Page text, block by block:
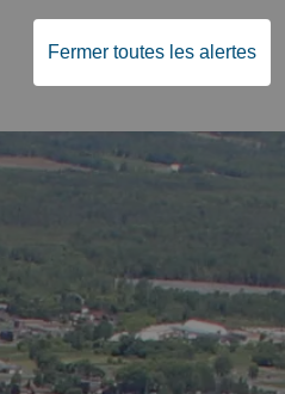
Fermer toutes les alertes
transport
pages Gouvernance et